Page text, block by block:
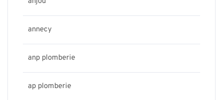
annecy
anp plomberie
ap plomberie